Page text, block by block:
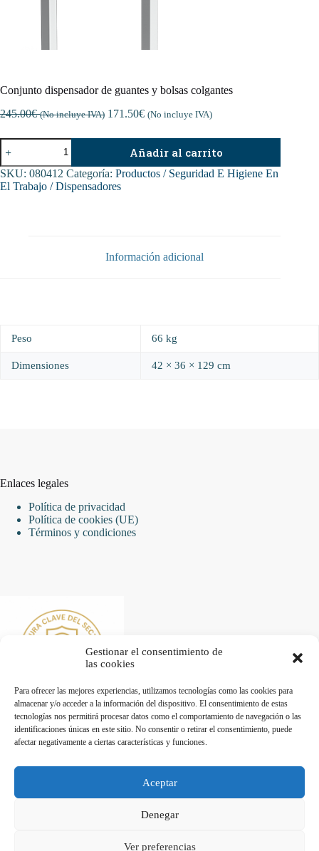
Gestionar el consentimiento de
las cookies
Para ofrecer las mejores experiencias, utilizamos tecnologías como las cookies para
almacenar y/o acceder a la información del dispositivo. El consentimiento de estas
tecnologías nos permitirá procesar datos como el comportamiento de navegación o las
identificaciones únicas en este sitio. No consentir o retirar el consentimiento, puede
afectar negativamente a ciertas características y funciones.
Aceptar
Denegar
Ver preferencias
Conjunto dispensador de guantes y bolsas colgantes
245.00€ (No incluye IVA) 171.50€ (No incluye IVA)
Conjunto
dispensador
de
guantes
y
Añadir al carrito
SKU: 080412 Categoría: Productos / Seguridad E Higiene En
El Trabajo / Dispensadores
Información adicional
Peso 66 kg
Dimensiones 42 × 36 × 129 cm
Enlaces legales
Política de privacidad
Política de cookies (UE)
Términos y condiciones
Maquinaria de Hostelería en Valencia - Hostelecan © 2026